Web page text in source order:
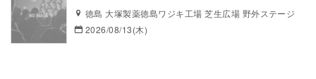
徳島 大塚製薬徳島ワジキ工場 芝生広場 野外ステージ
2026/08/13(木)